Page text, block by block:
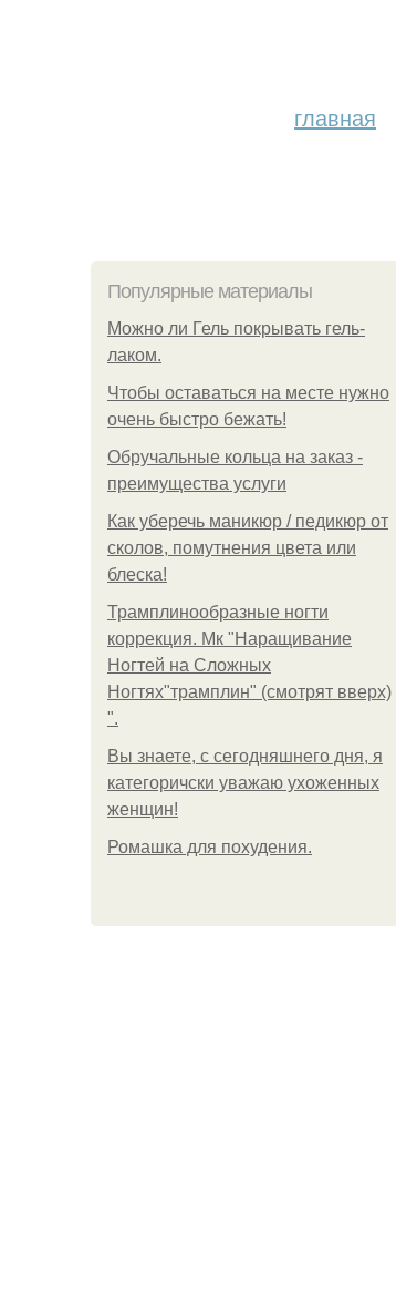
главная
Популярные материалы
Можно ли Гель покрывать гель-
лаком.
Чтобы оставаться на месте нужно
очень быстро бежать!
Обручальные кольца на заказ -
преимущества услуги
Как уберечь маникюр / педикюр от
сколов, помутнения цвета или
блеска!
Трамплинообразные ногти
коррекция. Мк "Наращивание
Ногтей на Сложных
Ногтях"трамплин" (смотрят вверх)
".
Вы знаете, с сегодняшнего дня, я
категоричски уважаю ухоженных
женщин!
Ромашка для похудения.